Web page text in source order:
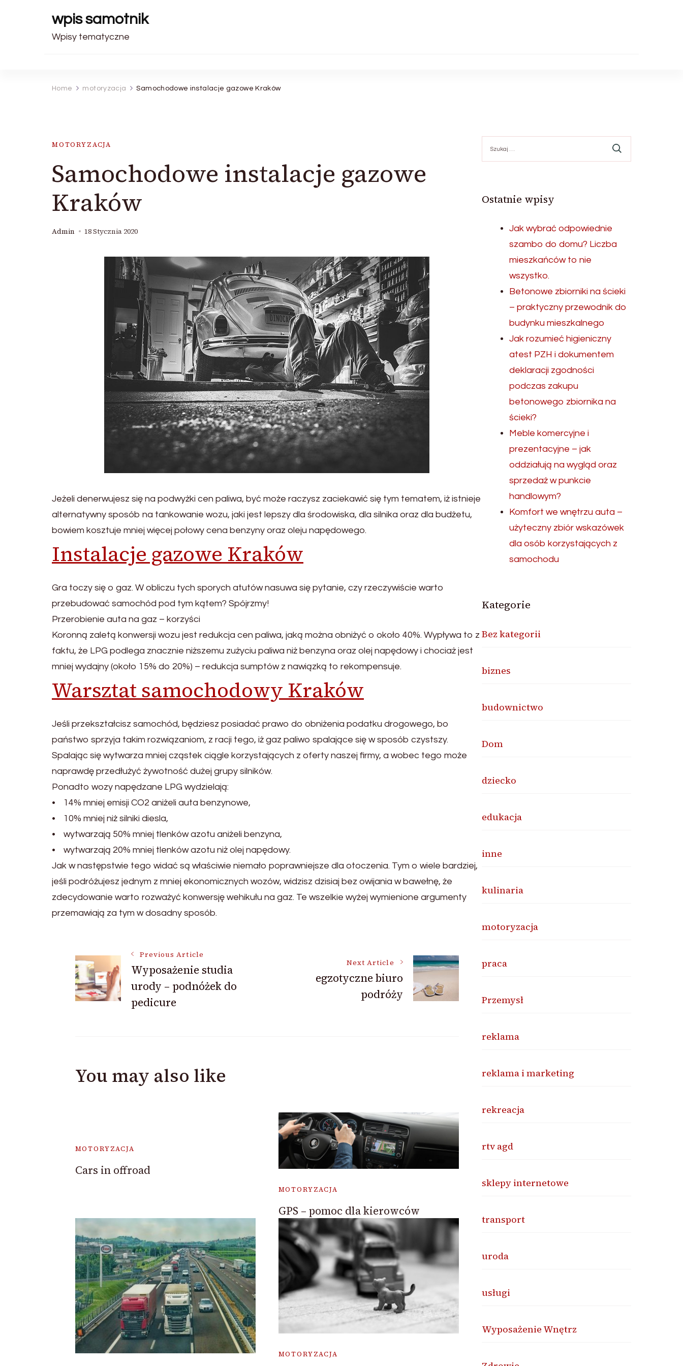
wpis samotnik
Wpisy tematyczne
Home motoryzacja Samochodowe instalacje gazowe Kraków
MOTORYZACJA
Samochodowe instalacje gazowe
Kraków
Admin 18 Stycznia 2020
Jeżeli denerwujesz się na podwyżki cen paliwa, być może raczysz zaciekawić się tym tematem, iż istnieje
alternatywny sposób na tankowanie wozu, jaki jest lepszy dla środowiska, dla silnika oraz dla budżetu,
bowiem kosztuje mniej więcej połowy cena benzyny oraz oleju napędowego.
Instalacje gazowe Kraków
Gra toczy się o gaz. W obliczu tych sporych atutów nasuwa się pytanie, czy rzeczywiście warto
przebudować samochód pod tym kątem? Spójrzmy!
Przerobienie auta na gaz – korzyści
Koronną zaletą konwersji wozu jest redukcja cen paliwa, jaką można obniżyć o około 40%. Wypływa to z
faktu, że LPG podlega znacznie niższemu zużyciu paliwa niż benzyna oraz olej napędowy i chociaż jest
mniej wydajny (około 15% do 20%) – redukcja sumptów z nawiązką to rekompensuje.
Warsztat samochodowy Kraków
Jeśli przekształcisz samochód, będziesz posiadać prawo do obniżenia podatku drogowego, bo
państwo sprzyja takim rozwiązaniom, z racji tego, iż gaz paliwo spalające się w sposób czystszy.
Spalając się wytwarza mniej cząstek ciągle korzystających z oferty naszej firmy, a wobec tego może
naprawdę przedłużyć żywotność dużej grupy silników.
Ponadto wozy napędzane LPG wydzielają:
• 14% mniej emisji CO2 aniżeli auta benzynowe,
• 10% mniej niż silniki diesla,
• wytwarzają 50% mniej tlenków azotu aniżeli benzyna,
• wytwarzają 20% mniej tlenków azotu niż olej napędowy.
Jak w następstwie tego widać są właściwie niemało poprawniejsze dla otoczenia. Tym o wiele bardziej,
jeśli podróżujesz jednym z mniej ekonomicznych wozów, widzisz dzisiaj bez owijania w bawełnę, że
zdecydowanie warto rozważyć konwersję wehikułu na gaz. Te wszelkie wyżej wymienione argumenty
przemawiają za tym w dosadny sposób.
Post
Navigation
Previous Article
Wyposażenie studia
urody – podnóżek do
pedicure
Next Article
egzotyczne biuro
podróży
You may also like
MOTORYZACJA
Cars in offroad
MOTORYZACJA
GPS – pomoc dla kierowców
MOTORYZACJA
Ostatnie wpisy
Jak wybrać odpowiednie
szambo do domu? Liczba
mieszkańców to nie
wszystko.
Betonowe zbiorniki na ścieki
– praktyczny przewodnik do
budynku mieszkalnego
Jak rozumieć higieniczny
atest PZH i dokumentem
deklaracji zgodności
podczas zakupu
betonowego zbiornika na
ścieki?
Meble komercyjne i
prezentacyjne – jak
oddziałują na wygląd oraz
sprzedaż w punkcie
handlowym?
Komfort we wnętrzu auta –
użyteczny zbiór wskazówek
dla osób korzystających z
samochodu
Kategorie
Bez kategorii
biznes
budownictwo
Dom
dziecko
edukacja
inne
kulinaria
motoryzacja
praca
Przemysł
reklama
reklama i marketing
rekreacja
rtv agd
sklepy internetowe
transport
uroda
usługi
Wyposażenie Wnętrz